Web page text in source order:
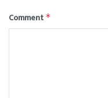
Comment *